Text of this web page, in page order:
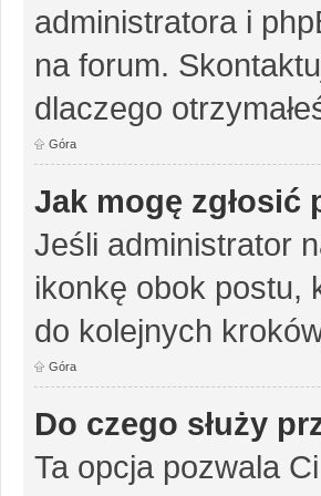
administratora i
na forum.
dlaczego
Góra
Jak mogę
Jeśli administrator
ikonkę obok postu,
do kolejnych
Góra
Do czego służy
Ta opcja pozwala